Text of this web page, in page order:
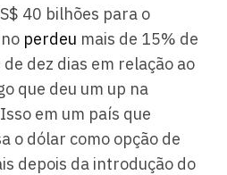
40 bilhões para o
perdeu mais de 15% de
dez dias em relação ao
que deu um up na
em um país que
o dólar como opção de
depois da introdução do